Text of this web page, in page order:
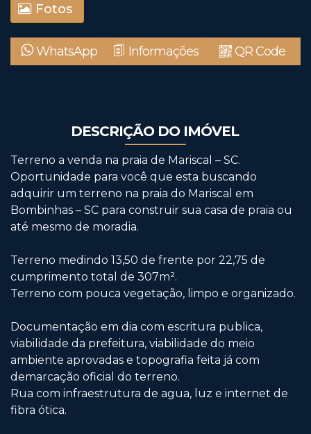
Fotos
WhatsApp Informações QR Code
DESCRIÇÃO DO IMÓVEL
Terreno a venda na praia de Mariscal – SC.
Oportunidade para você que esta buscando
adquirir um terreno na praia do Mariscal em
Bombinhas – SC para construir sua casa de praia ou
até mesmo de moradia.
Terreno medindo 13,50 de frente por 22,75 de
cumprimento total de 307m².
Terreno com pouca vegetação, limpo e organizado.
Documentação em dia com escritura publica,
viabilidade da prefeitura, viabilidade do meio
ambiente aprovadas e topografia feita já com
demarcação oficial do terreno.
Rua com infraestrutura de agua, luz e internet de
fibra ótica.